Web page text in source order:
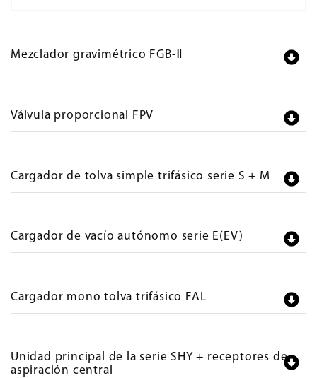
Mezclador gravimétrico FGB-Ⅱ
Válvula proporcional FPV
Cargador de tolva simple trifásico serie S + M
Cargador de vacío autónomo serie E(EV)
Cargador mono tolva trifásico FAL
Unidad principal de la serie SHY + receptores de
aspiración central